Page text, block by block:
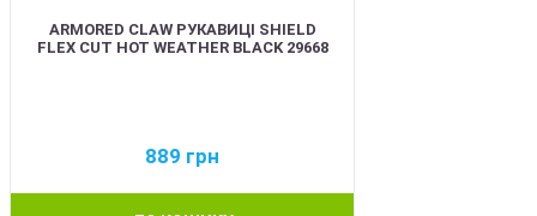
ARMORED CLAW РУКАВИЦІ SHIELD
FLEX CUT HOT WEATHER BLACK 29668
889 грн